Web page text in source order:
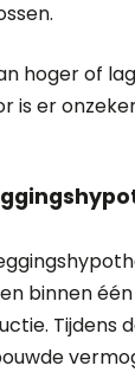
hoger of
is er
binnen één
Tijdens